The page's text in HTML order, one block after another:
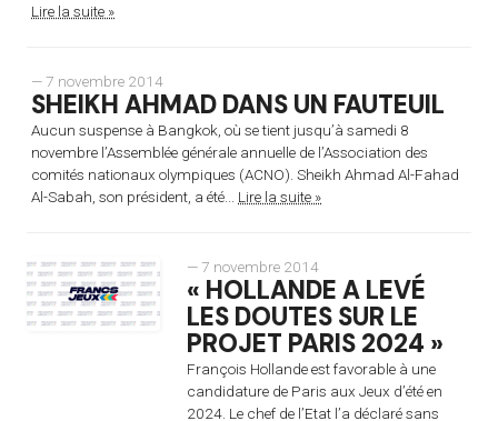
Lire la suite »
— 7 novembre 2014
SHEIKH AHMAD DANS UN FAUTEUIL
Aucun suspense à Bangkok, où se tient jusqu’à samedi 8
novembre l’Assemblée générale annuelle de l’Association des
comités nationaux olympiques (ACNO). Sheikh Ahmad Al-Fahad
Al-Sabah, son président, a été... Lire la suite »
— 7 novembre 2014
« HOLLANDE A LEVÉ
LES DOUTES SUR LE
PROJET PARIS 2024 »
François Hollande est favorable à une
candidature de Paris aux Jeux d’été en
2024. Le chef de l’Etat l’a déclaré sans